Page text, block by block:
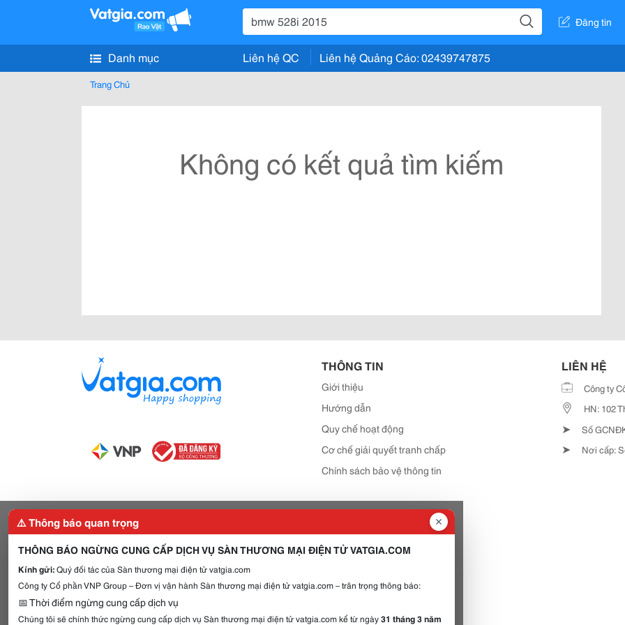
Đăng tin
Danh mục Liên hệ QC Liên hệ Quảng Cáo: 02439747875
Trang Chủ
Không có kết quả tìm kiếm
THÔNG TIN
Giới thiệu
Hướng dẫn
Quy chế hoạt động
Cơ chế giải quyết tranh chấp
Chính sách bảo vệ thông tin
LIÊN HỆ
Công ty
HN: 102
➤ Số
➤ Nơi cấp:
⚠️ Thông báo quan trọng
THÔNG BÁO NGỪNG CUNG CẤP DỊCH VỤ SÀN THƯƠNG MẠI ĐIỆN TỬ VATGIA.COM
Kính gửi:Quý đối tác của Sàn thương mại điện tử vatgia.com
Công ty Cổ phần VNP Group – Đơn vị vận hành Sàn thương mại điện tử vatgia.com – trân trọng thông báo:
📅 Thời điểm ngừng cung cấp dịch vụ
Chúng tôi sẽ chính thức ngừng cung cấp dịch vụ Sàn thương mại điện tử vatgia.com kể từ ngày31 tháng 3 năm